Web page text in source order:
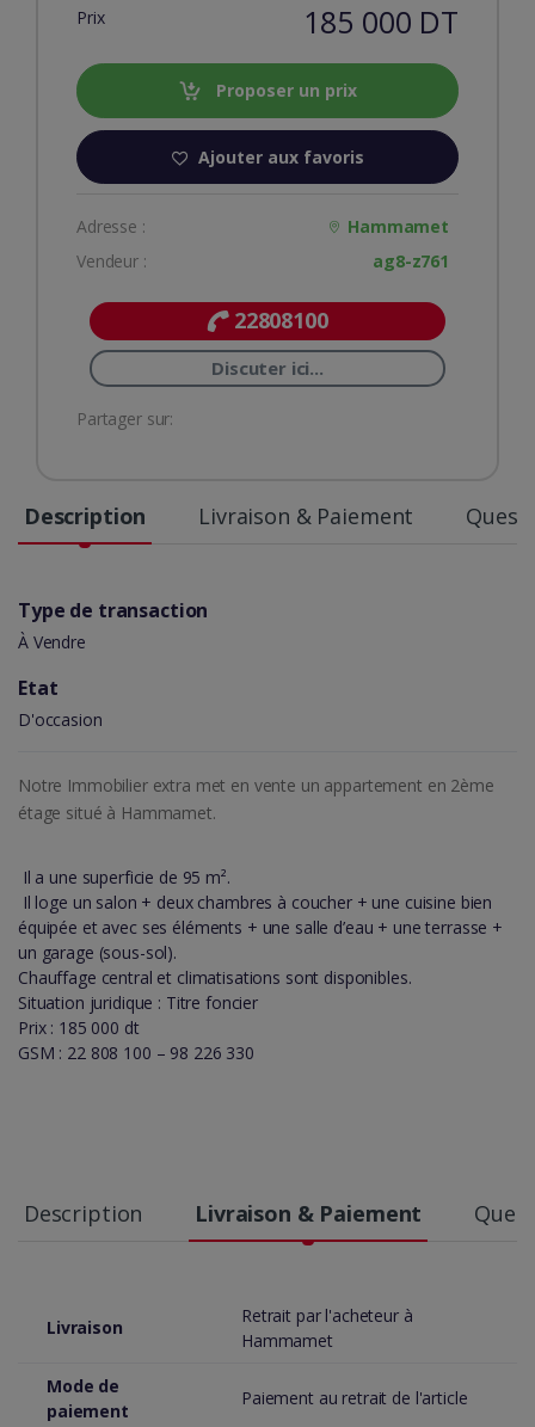
Prix 185 000 DT
Proposer un prix
Ajouter aux favoris
Adresse :
Hammamet
Vendeur :
ag8-z761
22808100
Discuter ici...
Partager sur:
Description Livraison & Paiement
Type de transaction
À Vendre
Etat
D'occasion
Notre Immobilier extra met en vente un appartement en 2ème
étage situé à Hammamet.
Il a une superficie de 95 m².
Il loge un salon + deux chambres à coucher + une cuisine bien
équipée et avec ses éléments + une salle d’eau + une terrasse +
un garage (sous-sol).
Chauffage central et climatisations sont disponibles.
Situation juridique : Titre foncier
Prix : 185 000 dt
GSM : 22 808 100 – 98 226 330
Description Livraison & Paiement
Livraison
Retrait par l'acheteur à
Hammamet
Mode de
paiement
Paiement au retrait de l'article